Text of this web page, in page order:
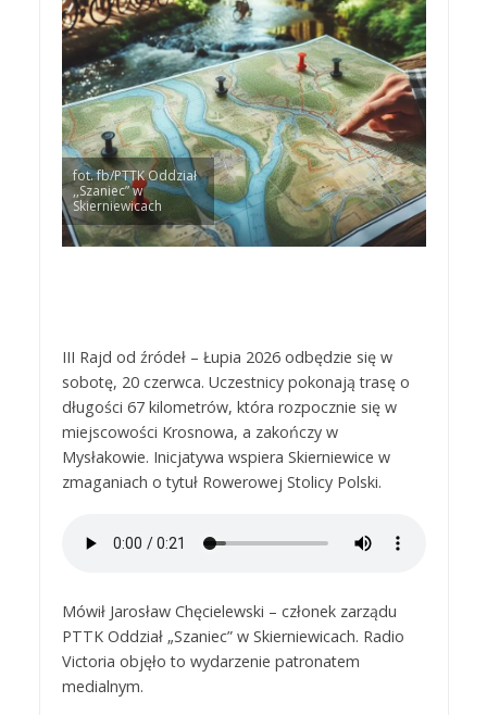
fot. fb/PTTK Oddział
,,Szaniec” w
Skierniewicach
III Rajd od źródeł – Łupia 2026 odbędzie się w
sobotę, 20 czerwca. Uczestnicy pokonają trasę o
długości 67 kilometrów, która rozpocznie się w
miejscowości Krosnowa, a zakończy w
Mysłakowie. Inicjatywa wspiera Skierniewice w
zmaganiach o tytuł Rowerowej Stolicy Polski.
Mówił Jarosław Chęcielewski – członek zarządu
PTTK Oddział „Szaniec” w Skierniewicach. Radio
Victoria objęło to wydarzenie patronatem
medialnym.